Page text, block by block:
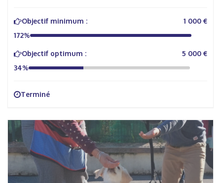
Objectif minimum :
1 000 €
172%
Objectif optimum :
5 000 €
34%
Terminé